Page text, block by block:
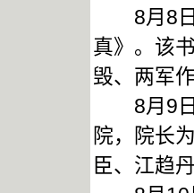
8月8日
真》。该
毁、两军
8月9日
院，院长
臣、江趋